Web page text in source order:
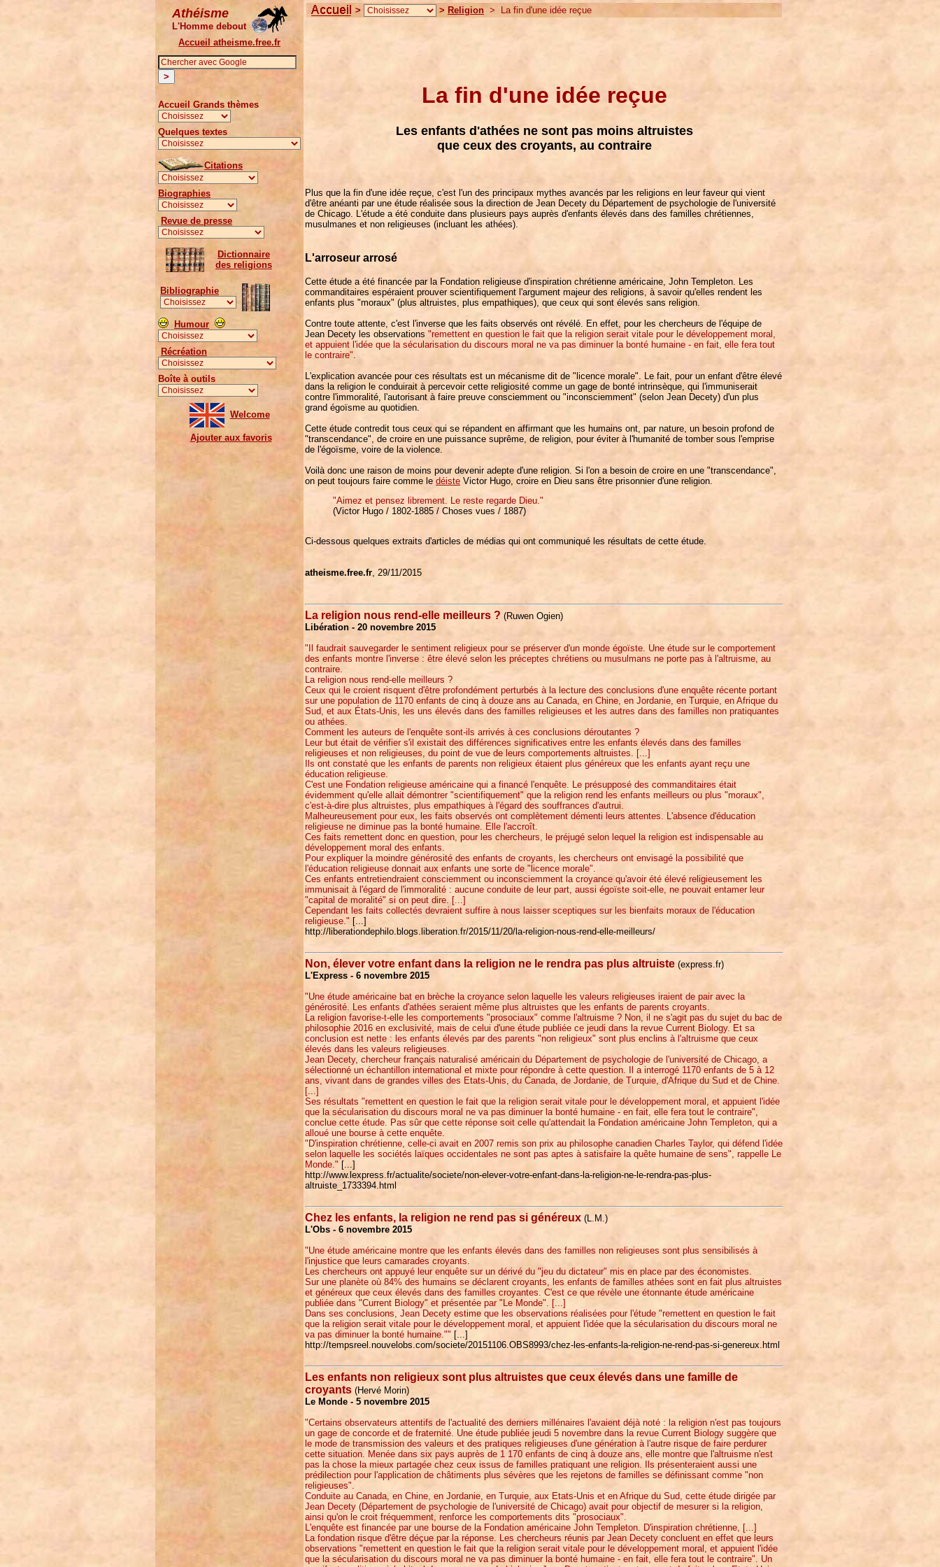
Athéisme
L'Homme debout
Accueil atheisme.free.fr
Accueil Grands thèmes
Quelques textes
Citations
Biographies
Revue de presse
Dictionnaire
des religions
Bibliographie
Humour
Récréation
Boîte à outils
Welcome
Ajouter aux favoris
> > Religion > La fin d'une idée reçue
La fin d'une idée reçue
Les enfants d'athées ne sont pas moins altruistes
que ceux des croyants, au contraire
Plus que la fin d'une idée reçue, c'est l'un des principaux mythes avancés par les religions en leur faveur qui vient
d'être anéanti par une étude réalisée sous la direction de Jean Decety du Département de psychologie de l'université
de Chicago. L'étude a été conduite dans plusieurs pays auprès d'enfants élevés dans des familles chrétiennes,
musulmanes et non religieuses (incluant les athées).
L'arroseur arrosé
Cette étude a été financée par la Fondation religieuse d'inspiration chrétienne américaine, John Templeton. Les
commanditaires espéraient prouver scientifiquement l'argument majeur des religions, à savoir qu'elles rendent les
enfants plus "moraux" (plus altruistes, plus empathiques), que ceux qui sont élevés sans religion.
Contre toute attente, c'est l'inverse que les faits observés ont révélé. En effet, pour les chercheurs de l'équipe de
Jean Decety les observations "remettent en question le fait que la religion serait vitale pour le développement moral,
et appuient l'idée que la sécularisation du discours moral ne va pas diminuer la bonté humaine - en fait, elle fera tout
le contraire".
L'explication avancée pour ces résultats est un mécanisme dit de "licence morale". Le fait, pour un enfant d'être élevé
dans la religion le conduirait à percevoir cette religiosité comme un gage de bonté intrinsèque, qui l'immuniserait
contre l'immoralité, l'autorisant à faire preuve consciemment ou "inconsciemment" (selon Jean Decety) d'un plus
grand égoïsme au quotidien.
Cette étude contredit tous ceux qui se répandent en affirmant que les humains ont, par nature, un besoin profond de
"transcendance", de croire en une puissance suprême, de religion, pour éviter à l'humanité de tomber sous l'emprise
de l'égoïsme, voire de la violence.
Voilà donc une raison de moins pour devenir adepte d'une religion. Si l'on a besoin de croire en une "transcendance",
on peut toujours faire comme le déiste Victor Hugo, croire en Dieu sans être prisonnier d'une religion.
"Aimez et pensez librement. Le reste regarde Dieu."
(Victor Hugo / 1802-1885 / Choses vues / 1887)
Ci-dessous quelques extraits d'articles de médias qui ont communiqué les résultats de cette étude.
atheisme.free.fr, 29/11/2015
La religion nous rend-elle meilleurs ? (Ruwen Ogien)
Libération - 20 novembre 2015
"Il faudrait sauvegarder le sentiment religieux pour se préserver d'un monde égoïste. Une étude sur le comportement
des enfants montre l'inverse : être élevé selon les préceptes chrétiens ou musulmans ne porte pas à l'altruisme, au
contraire.
La religion nous rend-elle meilleurs ?
Ceux qui le croient risquent d'être profondément perturbés à la lecture des conclusions d'une enquête récente portant
sur une population de 1170 enfants de cinq à douze ans au Canada, en Chine, en Jordanie, en Turquie, en Afrique du
Sud, et aux États-Unis, les uns élevés dans des familles religieuses et les autres dans des familles non pratiquantes
ou athées.
Comment les auteurs de l'enquête sont-ils arrivés à ces conclusions déroutantes ?
Leur but était de vérifier s'il existait des différences significatives entre les enfants élevés dans des familles
religieuses et non religieuses, du point de vue de leurs comportements altruistes. [...]
Ils ont constaté que les enfants de parents non religieux étaient plus généreux que les enfants ayant reçu une
éducation religieuse.
C'est une Fondation religieuse américaine qui a financé l'enquête. Le présupposé des commanditaires était
évidemment qu'elle allait démontrer "scientifiquement" que la religion rend les enfants meilleurs ou plus "moraux",
c'est-à-dire plus altruistes, plus empathiques à l'égard des souffrances d'autrui.
Malheureusement pour eux, les faits observés ont complètement démenti leurs attentes. L'absence d'éducation
religieuse ne diminue pas la bonté humaine. Elle l'accroît.
Ces faits remettent donc en question, pour les chercheurs, le préjugé selon lequel la religion est indispensable au
développement moral des enfants.
Pour expliquer la moindre générosité des enfants de croyants, les chercheurs ont envisagé la possibilité que
l'éducation religieuse donnait aux enfants une sorte de "licence morale".
Ces enfants entretiendraient consciemment ou inconsciemment la croyance qu'avoir été élevé religieusement les
immunisait à l'égard de l'immoralité : aucune conduite de leur part, aussi égoïste soit-elle, ne pouvait entamer leur
"capital de moralité" si on peut dire. [...]
Cependant les faits collectés devraient suffire à nous laisser sceptiques sur les bienfaits moraux de l'éducation
religieuse." [...]
http://liberationdephilo.blogs.liberation.fr/2015/11/20/la-religion-nous-rend-elle-meilleurs/
Non, élever votre enfant dans la religion ne le rendra pas plus altruiste (express.fr)
L'Express - 6 novembre 2015
"Une étude américaine bat en brèche la croyance selon laquelle les valeurs religieuses iraient de pair avec la
générosité. Les enfants d'athées seraient même plus altruistes que les enfants de parents croyants.
La religion favorise-t-elle les comportements "prosociaux" comme l'altruisme ? Non, il ne s'agit pas du sujet du bac de
philosophie 2016 en exclusivité, mais de celui d'une étude publiée ce jeudi dans la revue Current Biology. Et sa
conclusion est nette : les enfants élevés par des parents "non religieux" sont plus enclins à l'altruisme que ceux
élevés dans les valeurs religieuses.
Jean Decety, chercheur français naturalisé américain du Département de psychologie de l'université de Chicago, a
sélectionné un échantillon international et mixte pour répondre à cette question. Il a interrogé 1170 enfants de 5 à 12
ans, vivant dans de grandes villes des Etats-Unis, du Canada, de Jordanie, de Turquie, d'Afrique du Sud et de Chine.
[...]
Ses résultats "remettent en question le fait que la religion serait vitale pour le développement moral, et appuient l'idée
que la sécularisation du discours moral ne va pas diminuer la bonté humaine - en fait, elle fera tout le contraire",
conclue cette étude. Pas sûr que cette réponse soit celle qu'attendait la Fondation américaine John Templeton, qui a
alloué une bourse à cette enquête.
"D'inspiration chrétienne, celle-ci avait en 2007 remis son prix au philosophe canadien Charles Taylor, qui défend l'idée
selon laquelle les sociétés laïques occidentales ne sont pas aptes à satisfaire la quête humaine de sens", rappelle Le
Monde." [...]
http://www.lexpress.fr/actualite/societe/non-elever-votre-enfant-dans-la-religion-ne-le-rendra-pas-plus-
altruiste_1733394.html
Chez les enfants, la religion ne rend pas si généreux (L.M.)
L'Obs - 6 novembre 2015
"Une étude américaine montre que les enfants élevés dans des familles non religieuses sont plus sensibilisés à
l'injustice que leurs camarades croyants.
Les chercheurs ont appuyé leur enquête sur un dérivé du "jeu du dictateur" mis en place par des économistes.
Sur une planète où 84% des humains se déclarent croyants, les enfants de familles athées sont en fait plus altruistes
et généreux que ceux élevés dans des familles croyantes. C'est ce que révèle une étonnante étude américaine
publiée dans "Current Biology" et présentée par "Le Monde". [...]
Dans ses conclusions, Jean Decety estime que les observations réalisées pour l'étude "remettent en question le fait
que la religion serait vitale pour le développement moral, et appuient l'idée que la sécularisation du discours moral ne
va pas diminuer la bonté humaine."" [...]
http://tempsreel.nouvelobs.com/societe/20151106.OBS8993/chez-les-enfants-la-religion-ne-rend-pas-si-genereux.html
Les enfants non religieux sont plus altruistes que ceux élevés dans une famille de
croyants (Hervé Morin)
Le Monde - 5 novembre 2015
"Certains observateurs attentifs de l'actualité des derniers millénaires l'avaient déjà noté : la religion n'est pas toujours
un gage de concorde et de fraternité. Une étude publiée jeudi 5 novembre dans la revue Current Biology suggère que
le mode de transmission des valeurs et des pratiques religieuses d'une génération à l'autre risque de faire perdurer
cette situation. Menée dans six pays auprès de 1 170 enfants de cinq à douze ans, elle montre que l'altruisme n'est
pas la chose la mieux partagée chez ceux issus de familles pratiquant une religion. Ils présenteraient aussi une
prédilection pour l'application de châtiments plus sévères que les rejetons de familles se définissant comme "non
religieuses".
Conduite au Canada, en Chine, en Jordanie, en Turquie, aux Etats-Unis et en Afrique du Sud, cette étude dirigée par
Jean Decety (Département de psychologie de l'université de Chicago) avait pour objectif de mesurer si la religion,
ainsi qu'on le croit fréquemment, renforce les comportements dits "prosociaux".
L'enquête est financée par une bourse de la Fondation américaine John Templeton. D'inspiration chrétienne, [...]
La fondation risque d'être déçue par la réponse. Les chercheurs réunis par Jean Decety concluent en effet que leurs
observations "remettent en question le fait que la religion serait vitale pour le développement moral, et appuient l'idée
que la sécularisation du discours moral ne va pas diminuer la bonté humaine - en fait, elle fera tout le contraire". Un